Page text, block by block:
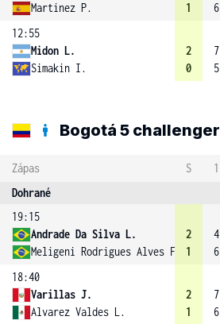
Martinez P.
1
6
12:55
Midon L.
Simakin I.
2
0
7
5
Bogotá 5 challenger
Zápas S 1
Dohrané
19:15
Andrade Da Silva L.
Meligeni Rodrigues Alves F.
2
1
4
6
18:40
Varillas J.
Alvarez Valdes L.
2
1
7
6